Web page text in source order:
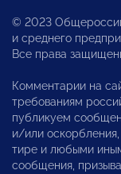
© 2023
и среднего
Все права
Комментарии на
требованиям
публикуем
и/или
тире и любыми
сообщения,